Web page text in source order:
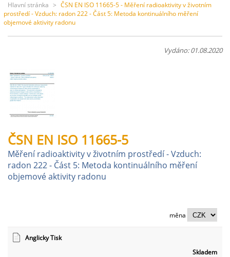
Hlavní stránka > ČSN EN ISO 11665-5 - Měření radioaktivity v životním
prostředí - Vzduch: radon 222 - Část 5: Metoda kontinuálního měření
objemové aktivity radonu
Vydáno: 01.08.2020
ČSN EN ISO 11665-5
Měření radioaktivity v životním prostředí - Vzduch:
radon 222 - Část 5: Metoda kontinuálního měření
objemové aktivity radonu
měna
Anglicky Tisk
Skladem